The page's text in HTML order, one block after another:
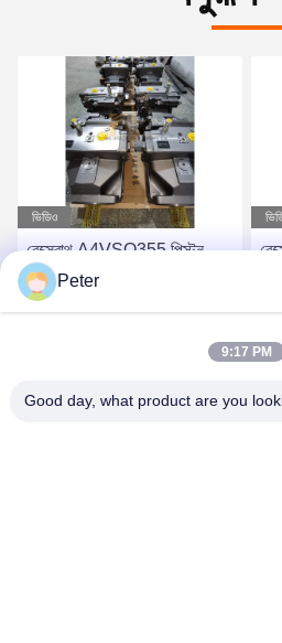
ভিডিও
রেক্স্রোথ A4VSO355 পিস্টন
পাম্প ঘূর্ণন গ্রুপ A4VSO সিরিজ
A4VSO সিরিজ হাইড্রোলিক পাম্প
Peter
9:17 PM
Good day, what product are you